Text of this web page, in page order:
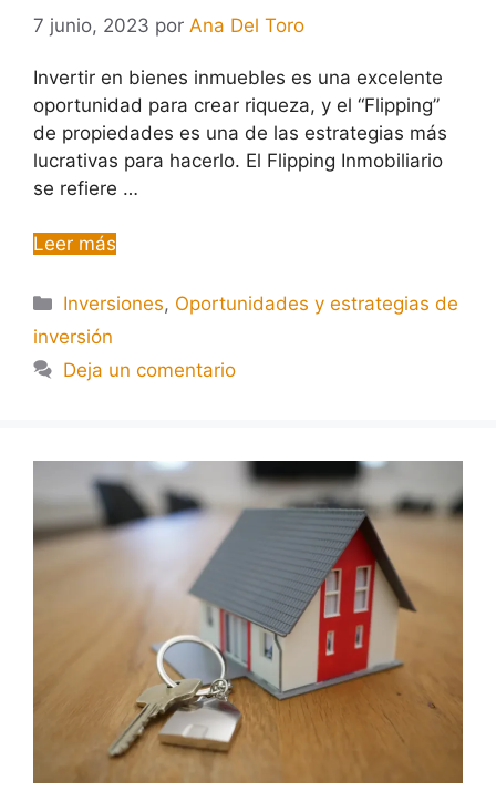
7 junio, 2023 por Ana Del Toro
Invertir en bienes inmuebles es una excelente
oportunidad para crear riqueza, y el “Flipping”
de propiedades es una de las estrategias más
lucrativas para hacerlo. El Flipping Inmobiliario
se refiere …
Leer más
Inversiones, Oportunidades y estrategias de
inversión
Deja un comentario